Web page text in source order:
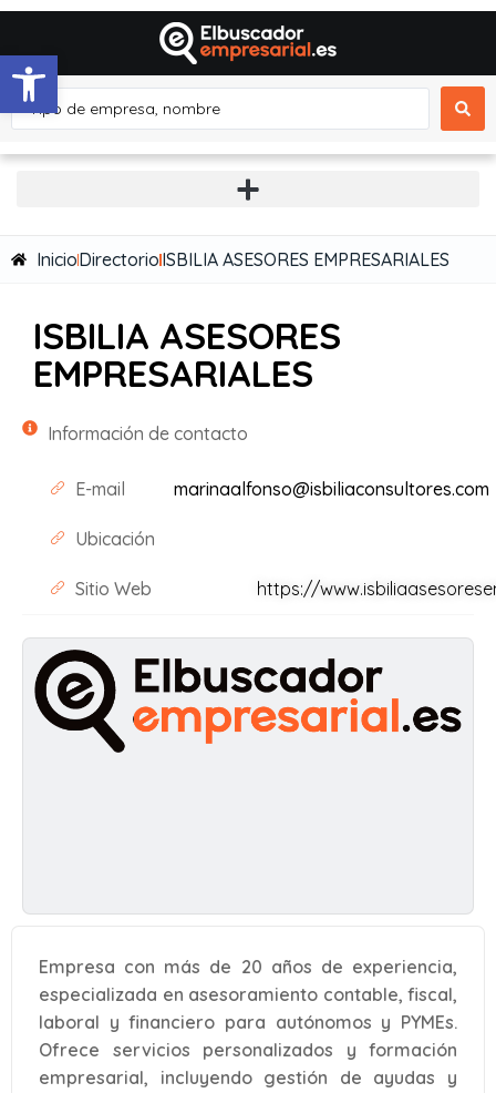
Abrir barra de herramientas
InicioDirectorioISBILIA ASESORES EMPRESARIALES
ISBILIA ASESORES
EMPRESARIALES
Información de contacto
E-mail marinaalfonso@isbiliaconsultores.com
Ubicación
Sitio Web https://
Empresa con más de 20 años de experiencia,
especializada en asesoramiento contable, fiscal,
laboral y financiero para autónomos y PYMEs.
Ofrece servicios personalizados y formación
empresarial, incluyendo gestión de ayudas y